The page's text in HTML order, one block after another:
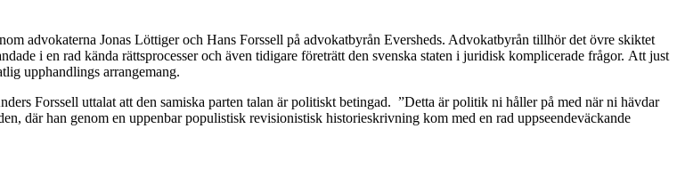
advokaterna Jonas Löttiger och Hans Forssell på advokatbyrån Eversheds. Advokatbyrån tillhör det övre skiktet
i en rad kända rättsprocesser och även tidigare företrätt den svenska staten i juridisk komplicerade frågor. Att just
upphandlings arrangemang.
Forssell uttalat att den samiska parten talan är politiskt betingad. ”Detta är politik ni håller på med när ni hävdar
där han genom en uppenbar populistisk revisionistisk historieskrivning kom med en rad uppseendeväckande